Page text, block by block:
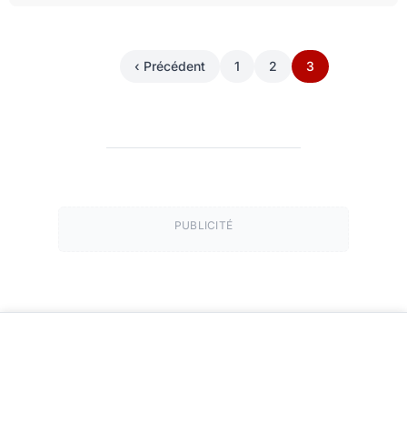
‹ Précédent 1 2 3
PUBLICITÉ